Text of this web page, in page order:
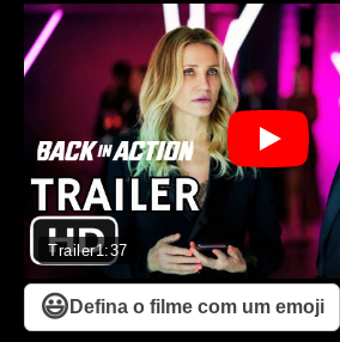
Trailer1:37
😃 Defina o filme com um emoji